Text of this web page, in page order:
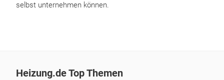
selbst unternehmen können.
Heizung.de Top Themen